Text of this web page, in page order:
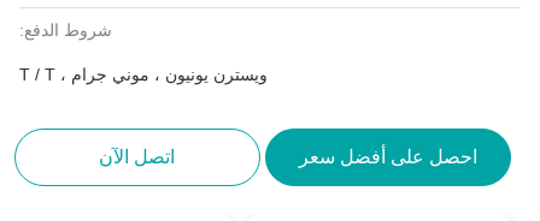
شروط الدفع:
ويسترن يونيون ، موني جرام ، T / T
احصل على أفضل سعر اتصل الآن